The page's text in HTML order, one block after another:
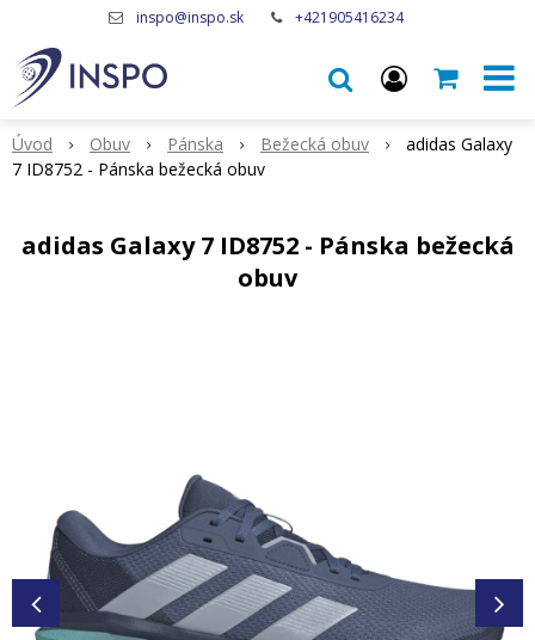
inspo@inspo.sk +421905416234
Úvod Obuv Pánska Bežecká obuv
adidas Galaxy
7 ID8752 - Pánska bežecká obuv
adidas Galaxy 7 ID8752 - Pánska bežecká
obuv